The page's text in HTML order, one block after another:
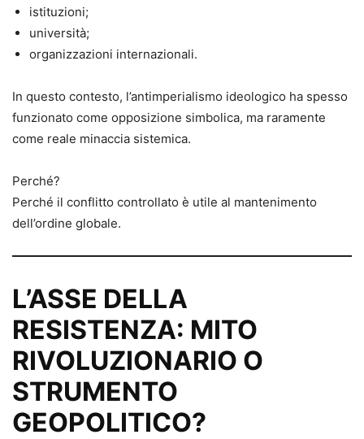
istituzioni;
università;
organizzazioni internazionali.
In questo contesto, l’antimperialismo ideologico ha spesso
funzionato come opposizione simbolica, ma raramente
come reale minaccia sistemica.
Perché?
Perché il conflitto controllato è utile al mantenimento
dell’ordine globale.
L’ASSE DELLA
RESISTENZA: MITO
RIVOLUZIONARIO O
STRUMENTO
GEOPOLITICO?